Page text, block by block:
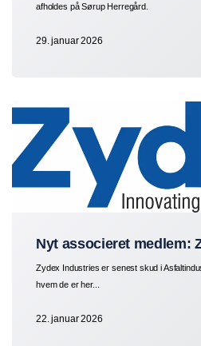
afholdes på Sørup Herregård.
29. januar 2026
Nyt associeret medlem:
Zydex Industries er senest skud i
hvem de er her...
22. januar 2026